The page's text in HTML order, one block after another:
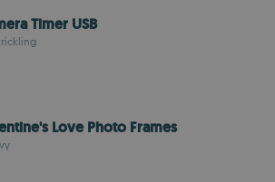
Timer USB
Love Photo Frames